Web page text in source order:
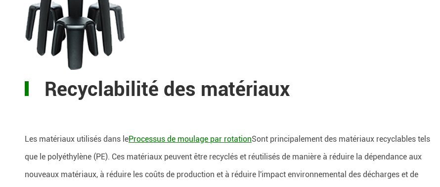
Recyclabilité des matériaux
Les matériaux utilisés dans leProcessus de moulage par rotationSont principalement des matériaux recyclables tels
que le polyéthylène (PE). Ces matériaux peuvent être recyclés et réutilisés de manière à réduire la dépendance aux
nouveaux matériaux, à réduire les coûts de production et à réduire l'impact environnemental des décharges et de